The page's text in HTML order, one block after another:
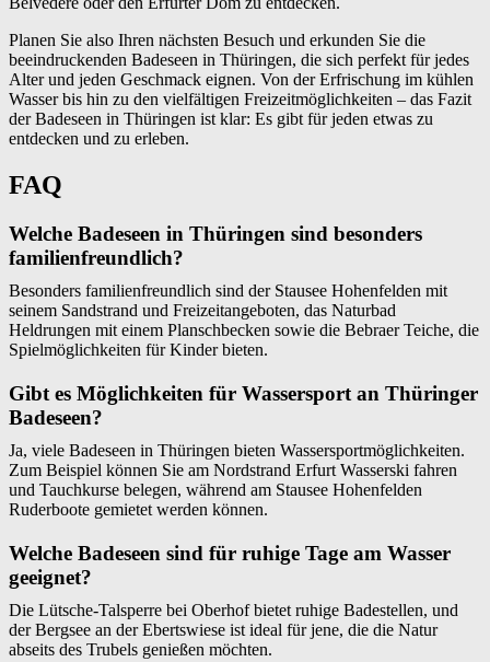
Planen Sie also Ihren nächsten Besuch und erkunden Sie die
beeindruckenden Badeseen in Thüringen, die sich perfekt für jedes
Alter und jeden Geschmack eignen. Von der Erfrischung im kühlen
Wasser bis hin zu den vielfältigen Freizeitmöglichkeiten – das Fazit
der Badeseen in Thüringen ist klar: Es gibt für jeden etwas zu
entdecken und zu erleben.
FAQ
Welche Badeseen in Thüringen sind besonders
familienfreundlich?
Besonders familienfreundlich sind der Stausee Hohenfelden mit
seinem Sandstrand und Freizeitangeboten, das Naturbad
Heldrungen mit einem Planschbecken sowie die Bebraer Teiche, die
Spielmöglichkeiten für Kinder bieten.
Gibt es Möglichkeiten für Wassersport an Thüringer
Badeseen?
Ja, viele Badeseen in Thüringen bieten Wassersportmöglichkeiten.
Zum Beispiel können Sie am Nordstrand Erfurt Wasserski fahren
und Tauchkurse belegen, während am Stausee Hohenfelden
Ruderboote gemietet werden können.
Welche Badeseen sind für ruhige Tage am Wasser
geeignet?
Die Lütsche-Talsperre bei Oberhof bietet ruhige Badestellen, und
der Bergsee an der Ebertswiese ist ideal für jene, die die Natur
abseits des Trubels genießen möchten.